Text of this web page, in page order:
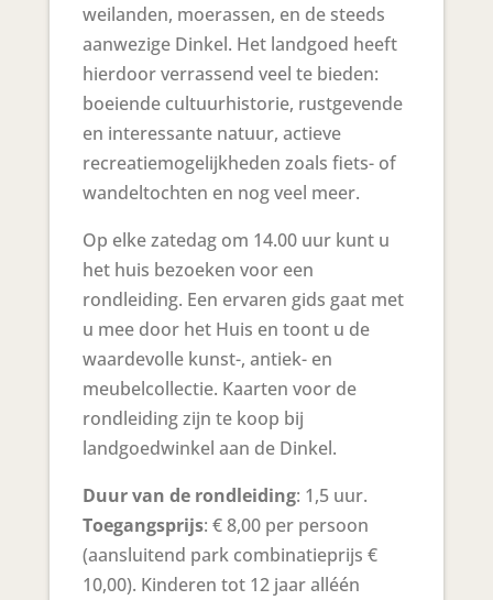
weilanden, moerassen, en de steeds
aanwezige Dinkel. Het landgoed heeft
hierdoor verrassend veel te bieden:
boeiende cultuurhistorie, rustgevende
en interessante natuur, actieve
recreatiemogelijkheden zoals fiets- of
wandeltochten en nog veel meer.
Op elke zatedag om 14.00 uur kunt u
het huis bezoeken voor een
rondleiding. Een ervaren gids gaat met
u mee door het Huis en toont u de
waardevolle kunst-, antiek- en
meubelcollectie. Kaarten voor de
rondleiding zijn te koop bij
landgoedwinkel aan de Dinkel.
Duur van de rondleiding: 1,5 uur.
Toegangsprijs: € 8,00 per persoon
(aansluitend park combinatieprijs €
10,00). Kinderen tot 12 jaar alléén